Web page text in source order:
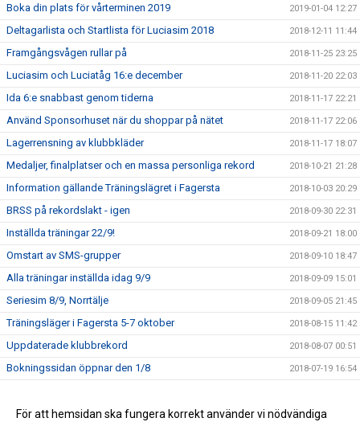
Boka din plats för vårterminen 2019 2019-01-04 12:27
Deltagarlista och Startlista för Luciasim 2018 2018-12-11 11:44
Framgångsvågen rullar på 2018-11-25 23:25
Luciasim och Luciatåg 16:e december 2018-11-20 22:03
Ida 6:e snabbast genom tiderna 2018-11-17 22:21
Använd Sponsorhuset när du shoppar på nätet 2018-11-17 22:06
Lagerrensning av klubbkläder 2018-11-17 18:07
Medaljer, finalplatser och en massa personliga rekord 2018-10-21 21:28
Information gällande Träningslägret i Fagersta 2018-10-03 20:29
BRSS på rekordslakt - igen 2018-09-30 22:31
Inställda träningar 22/9! 2018-09-21 18:00
Omstart av SMS-grupper 2018-09-10 18:47
Alla träningar inställda idag 9/9 2018-09-09 15:01
Seriesim 8/9, Norrtälje 2018-09-05 21:45
Träningsläger i Fagersta 5-7 oktober 2018-08-15 11:42
Uppdaterade klubbrekord 2018-08-07 00:51
Bokningssidan öppnar den 1/8 2018-07-19 16:54
Styrelsen informerar – Ny tränare i A-gruppen 2018-05-22 15:39
För att hemsidan ska fungera korrekt använder vi nödvändiga